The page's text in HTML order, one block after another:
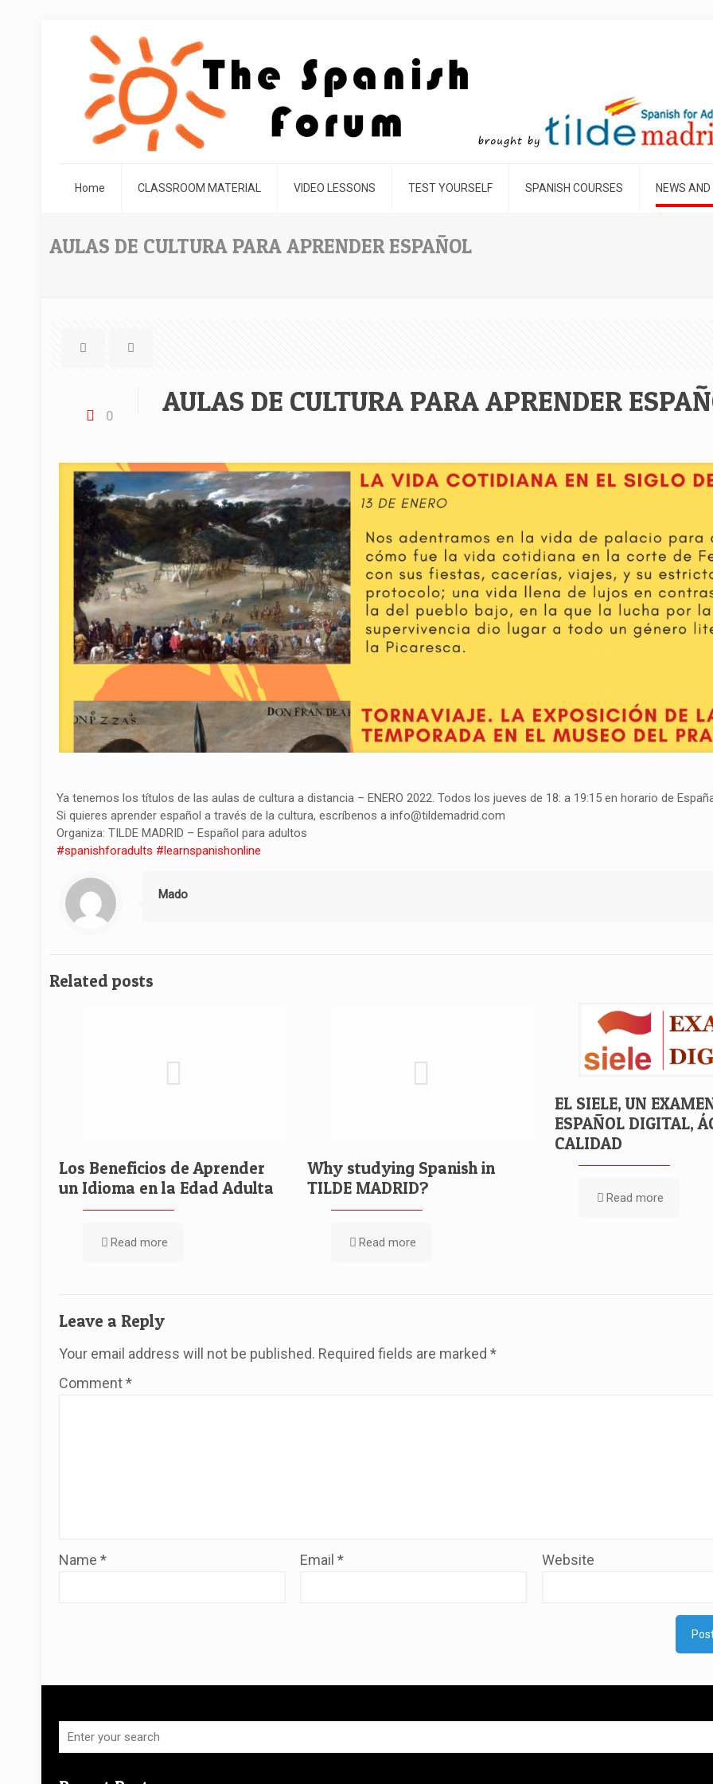
Home CLASSROOM MATERIAL VIDEO LESSONS TEST YOURSELF SPANISH COURSES NEWS
AULAS DE CULTURA PARA APRENDER ESPAÑOL
0 AULAS DE CULTURA PARA APRENDER
Ya tenemos los títulos de las aulas de cultura a distancia – ENERO 2022. Todos los jueves de 18: a 19:15 en horario de
Si quieres aprender español a través de la cultura, escríbenos a info@tildemadrid.com
Organiza: TILDE MADRID – Español para adultos
#spanishforadults #learnspanishonline
Mado
Related posts
Los Beneficios de Aprender
un Idioma en la Edad Adulta
Read more
Why studying Spanish in
TILDE MADRID?
Read more
EL SIELE, UN
ESPAÑOL DIGITAL,
CALIDAD
Read more
Leave a Reply
Your email address will not be published. Required fields are marked *
Comment*
Name * Email* Website